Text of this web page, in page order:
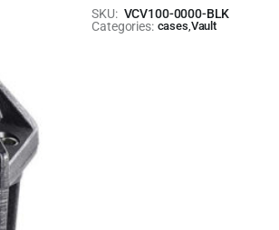
SKU: VCV100-0000-BLK
Categories: cases,Vault